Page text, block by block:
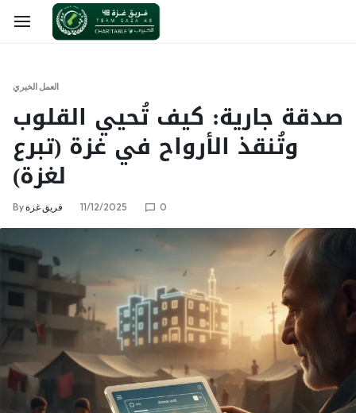
العمل الخيري
صدقة جارية: كيف تُحيي القلوب
وتُنقذ الأرواح في غزة (تبرع
لغزة)
Byفريق غزة 11/12/2025 0